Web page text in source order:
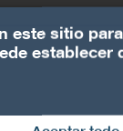
este sitio
establecer